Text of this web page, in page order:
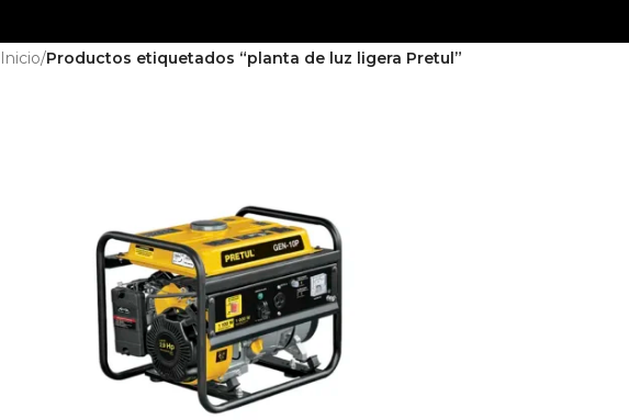
Inicio/Productos etiquetados “planta de luz ligera Pretul”